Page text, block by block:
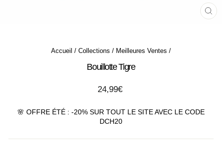
Accueil / Collections / Meilleures Ventes /
Bouillotte Tigre
Prix
24,99€
🌸 OFFRE ÉTÉ : -20% SUR TOUT LE SITE AVEC LE CODE
DCH20